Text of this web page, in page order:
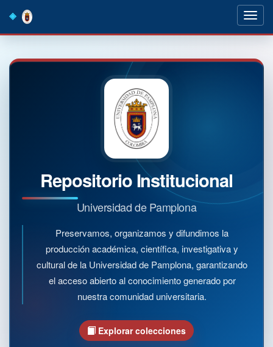
navigation
Repositorio Institucional
Universidad de Pamplona
Preservamos, organizamos y difundimos la
producción académica, científica, investigativa y
cultural de la Universidad de Pamplona, garantizando
el acceso abierto al conocimiento generado por
nuestra comunidad universitaria.
Explorar colecciones